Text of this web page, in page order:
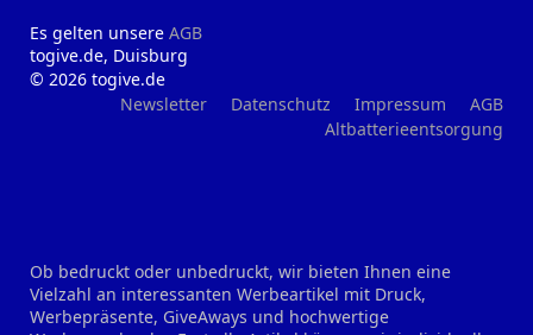
Es gelten unsere AGB
togive.de, Duisburg
© 2026 togive.de
Newsletter
Datenschutz Impressum
AGB
Altbatterieentsorgung
Ob bedruckt oder unbedruckt, wir bieten Ihnen eine
Vielzahl an interessanten Werbeartikel mit Druck,
Werbepräsente, GiveAways und hochwertige